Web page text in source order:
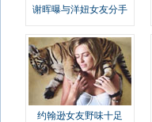
谢晖曝与洋妞女友分手
约翰逊女友野味十足